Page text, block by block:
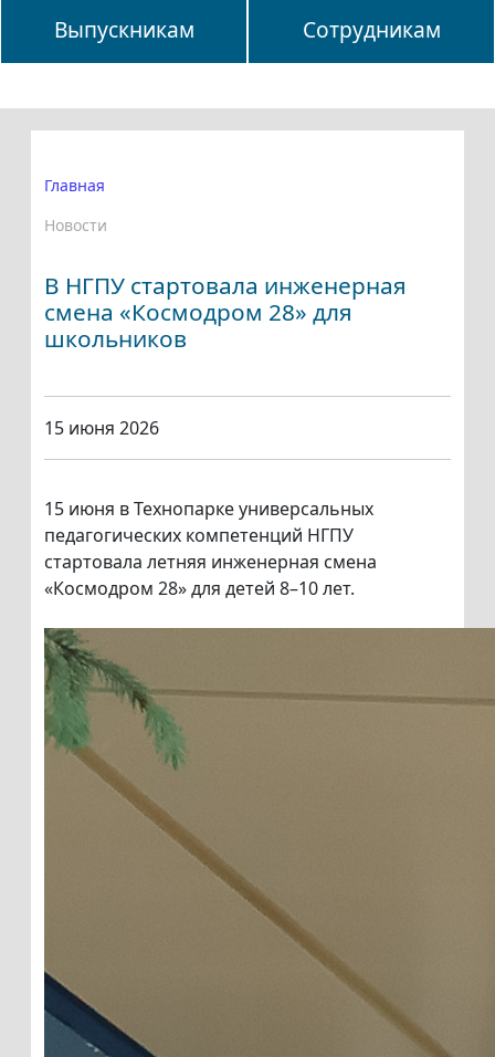
Выпускникам Сотрудникам
Главная
Новости
В НГПУ стартовала инженерная
смена «Космодром 28» для
школьников
15 июня 2026
15 июня в Технопарке универсальных
педагогических компетенций НГПУ
стартовала летняя инженерная смена
«Космодром 28» для детей 8–10 лет.